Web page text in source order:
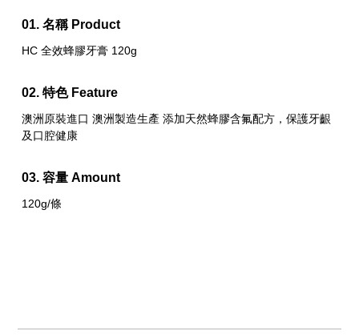
名稱 Product
HC 全效蜂膠牙膏 120g
特色 Feature
澳洲原裝進口 澳洲製造生產 添加天然蜂膠含氟配方，保護牙齦
及口腔健康
容量 Amount
120g/條